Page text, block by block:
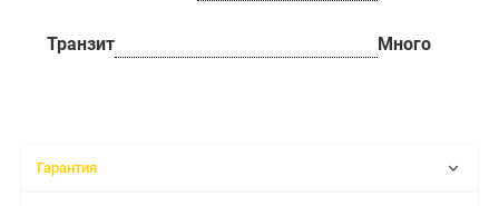
Транзит Много
Гарантия